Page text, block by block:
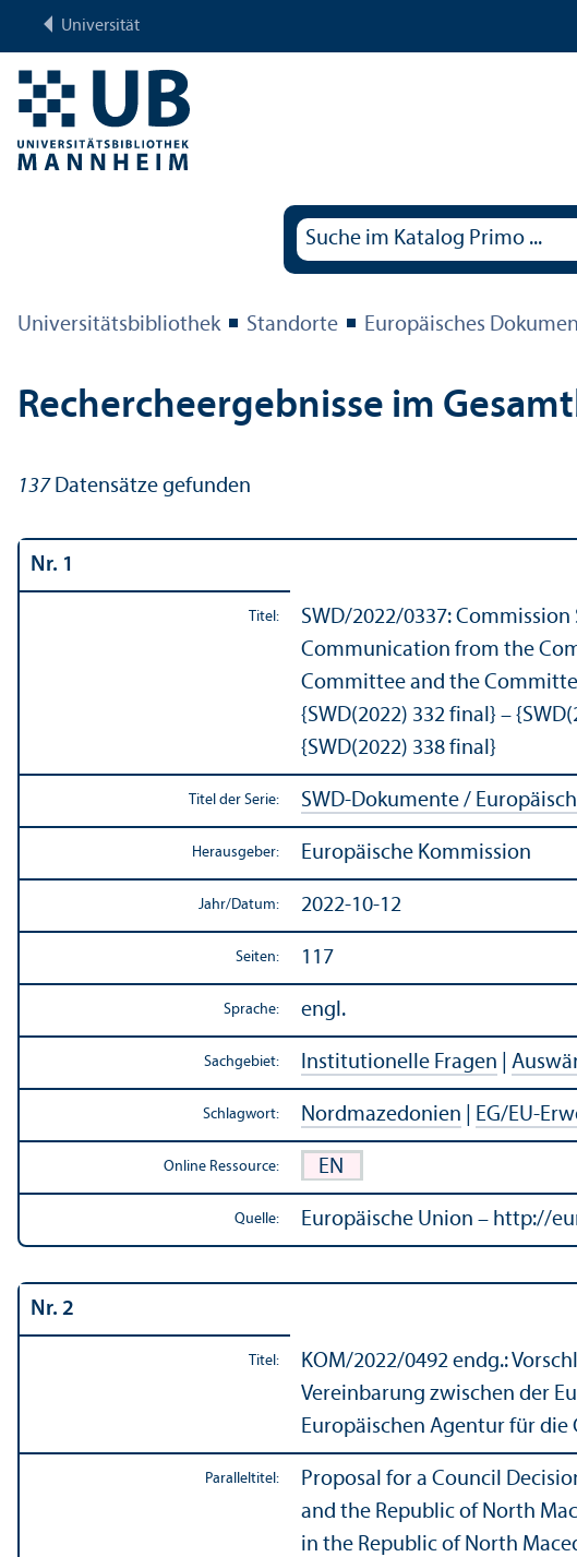
Universität
Universitäts­bibliothek Standorte Europäisches
Rechercheergebnisse im
137Datensätze gefunden
Nr. 1
Titel: SWD/2022/0337:
Communication from the
Committee and the
{SWD(2022) 332 final} –
{SWD(2022) 338 final}
Titel der Serie: SWD-Dokumente /
Herausgeber: Europäische Kommission
Jahr/Datum: 2022-10-12
Seiten: 117
Sprache: engl.
Sachgebiet: Institutionelle Fragen
Schlagwort: Nordmazedonien EG/EU-
Online Ressource: EN
Quelle: Europäische Union – http://
Nr. 2
Titel: KOM/2022/0492 endg.:
Vereinbarung zwischen der
Europäischen Agentur für
Paralleltitel:
Proposal for a Council
and the Republic of North
in the Republic of North